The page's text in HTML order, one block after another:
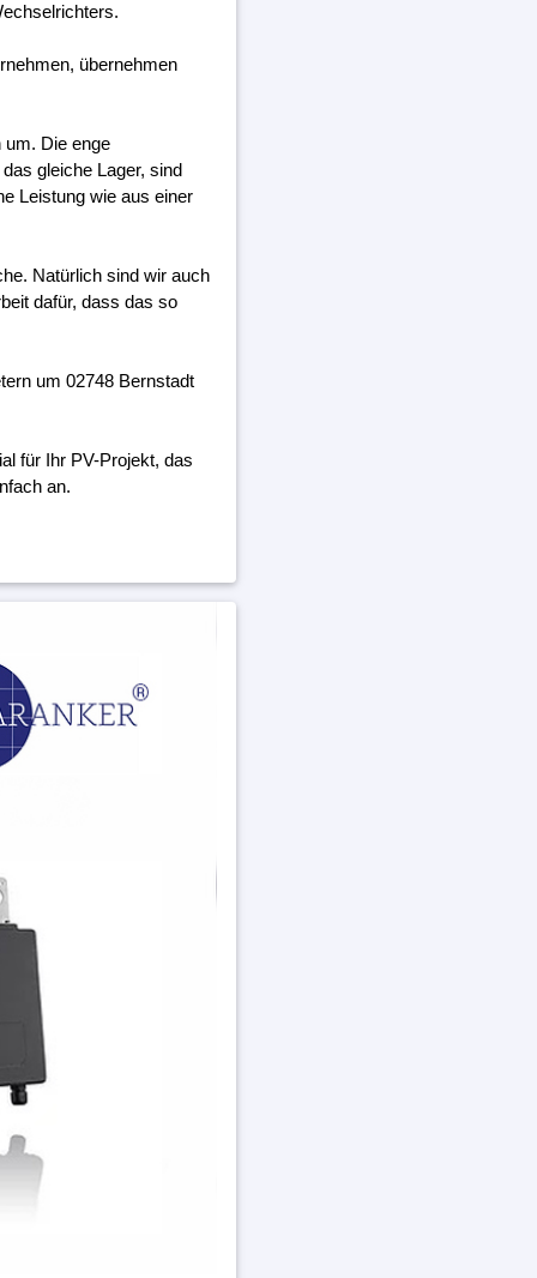
übernehmen
um. Die enge
gleiche Lager, sind
Leistung wie aus einer
Natürlich sind wir auch
dafür, dass das so
um 02748 Bernstadt
für Ihr PV-Projekt, das
an.